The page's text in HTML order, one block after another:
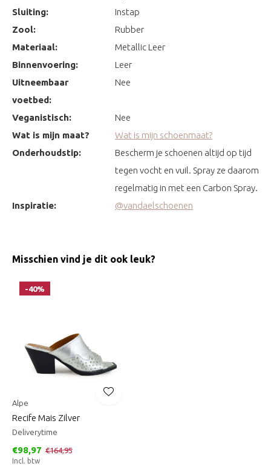
Sluiting:
Instap
Zool:
Rubber
Materiaal:
Metallic Leer
Binnenvoering:
Leer
Uitneembaar
voetbed:
Nee
Veganistisch:
Nee
Wat is mijn maat?
Wat is mijn schoenmaat?
Onderhoudstip:
Bescherm je schoenen altijd op tijd
tegen vocht en vuil. Spray ze daarom
regelmatig in met een Carbon Spray.
Inspiratie:
@vandaelschoenen
Misschien vind je dit ook leuk?
-40%
Alpe
Recife Mais Zilver
Deliverytime
€98,97 €164,95
Incl. btw